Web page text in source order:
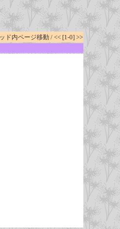
ド内ページ移動 / << [1-0] >>